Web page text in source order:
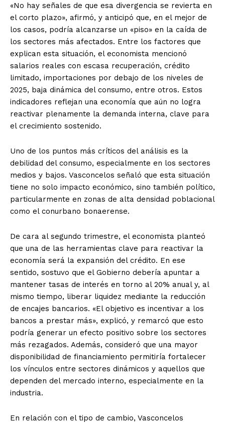
«No hay señales de que esa divergencia se revierta en
el corto plazo», afirmó, y anticipó que, en el mejor de
los casos, podría alcanzarse un «piso» en la caída de
los sectores más afectados. Entre los factores que
explican esta situación, el economista mencionó
salarios reales con escasa recuperación, crédito
limitado, importaciones por debajo de los niveles de
2025, baja dinámica del consumo, entre otros. Estos
indicadores reflejan una economía que aún no logra
reactivar plenamente la demanda interna, clave para
el crecimiento sostenido.
Uno de los puntos más críticos del análisis es la
debilidad del consumo, especialmente en los sectores
medios y bajos. Vasconcelos señaló que esta situación
tiene no solo impacto económico, sino también político,
particularmente en zonas de alta densidad poblacional
como el conurbano bonaerense.
De cara al segundo trimestre, el economista planteó
que una de las herramientas clave para reactivar la
economía será la expansión del crédito. En ese
sentido, sostuvo que el Gobierno debería apuntar a
mantener tasas de interés en torno al 20% anual y, al
mismo tiempo, liberar liquidez mediante la reducción
de encajes bancarios. «El objetivo es incentivar a los
bancos a prestar más», explicó, y remarcó que esto
podría generar un efecto positivo sobre los sectores
más rezagados. Además, consideró que una mayor
disponibilidad de financiamiento permitiría fortalecer
los vínculos entre sectores dinámicos y aquellos que
dependen del mercado interno, especialmente en la
industria.
En relación con el tipo de cambio, Vasconcelos